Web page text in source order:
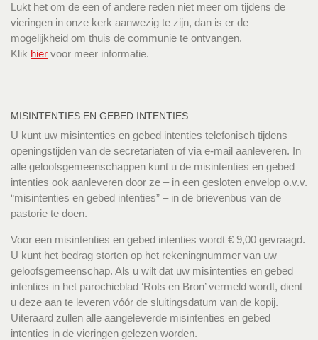
Lukt het om de een of andere reden niet meer om tijdens de
vieringen in onze kerk aanwezig te zijn, dan is er de
mogelijkheid om thuis de communie te ontvangen.
Klik hier voor meer informatie.
MISINTENTIES EN GEBED INTENTIES
U kunt uw misintenties en gebed intenties telefonisch tijdens
openingstijden van de secretariaten of via e-mail aanleveren. In
alle geloofsgemeenschappen kunt u de misintenties en gebed
intenties ook aanleveren door ze – in een gesloten envelop o.v.v.
“misintenties en gebed intenties” – in de brievenbus van de
pastorie te doen.
Voor een misintenties en gebed intenties wordt € 9,00 gevraagd.
U kunt het bedrag storten op het rekeningnummer van uw
geloofsgemeenschap. Als u wilt dat uw misintenties en gebed
intenties in het parochieblad ‘Rots en Bron’ vermeld wordt, dient
u deze aan te leveren vóór de sluitingsdatum van de kopij.
Uiteraard zullen alle aangeleverde misintenties en gebed
intenties in de vieringen gelezen worden.